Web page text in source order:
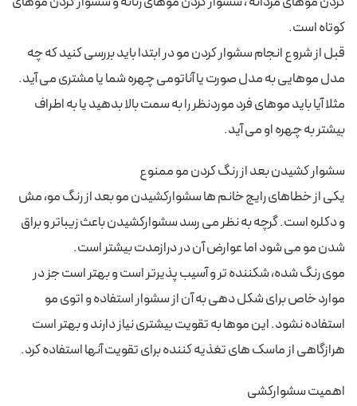
کوتاه است.
قبل از شروع انجام سشوار کردن مو در ابتدا باید بررسی کنید که چه
مدل موهایی به مدل صورت یا آناتومی چهره شما یا مشتری می آید.
مثلا آیا باید موهای فرد موردنظر را به سمت بالا بدهید یا به اطراف
بیشتر به چهره او می آید.
سشوار کشیدن بعد از رنگ کردن مو ممنوع
یکی از خطاهای رایج خانم ها سشوارکشیدن مو بعد از رنگ مو، مش
و دکلره است. گرچه به نظر می رسد سشوارکشیدن باعث زیباتر و براق
شدن مو می شود اما عوارض آن در درازمدت بیشتر است.
موی رنگ شده، شکننده تر و آسیب پذیرتر است و بهتر است جز در
موارد خاص برای شکل دهی به آن از سشوار استفاده و اتوی مو
استفاده نشود. این موها به تقویت بیشتری نیاز دارند و بهتر است
هرازگاهی از ماسک های تغذیه کننده برای تقویت آنها استفاده کرد.
اهمیت سشوارکشی